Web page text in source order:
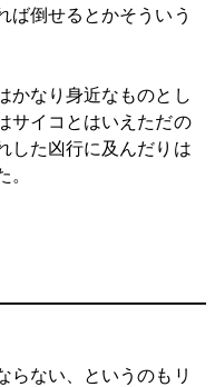
ば倒せるとかそういう
かなり身近なものとし
サイコとはいえただの
した凶行に及んだりは
らない、というのもリ